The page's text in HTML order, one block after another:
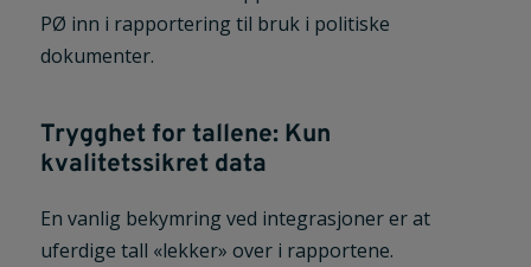
PØ inn i rapportering til bruk i politiske
dokumenter.
Trygghet for tallene: Kun
kvalitetssikret data
En vanlig bekymring ved integrasjoner er at
uferdige tall «lekker» over i rapportene.